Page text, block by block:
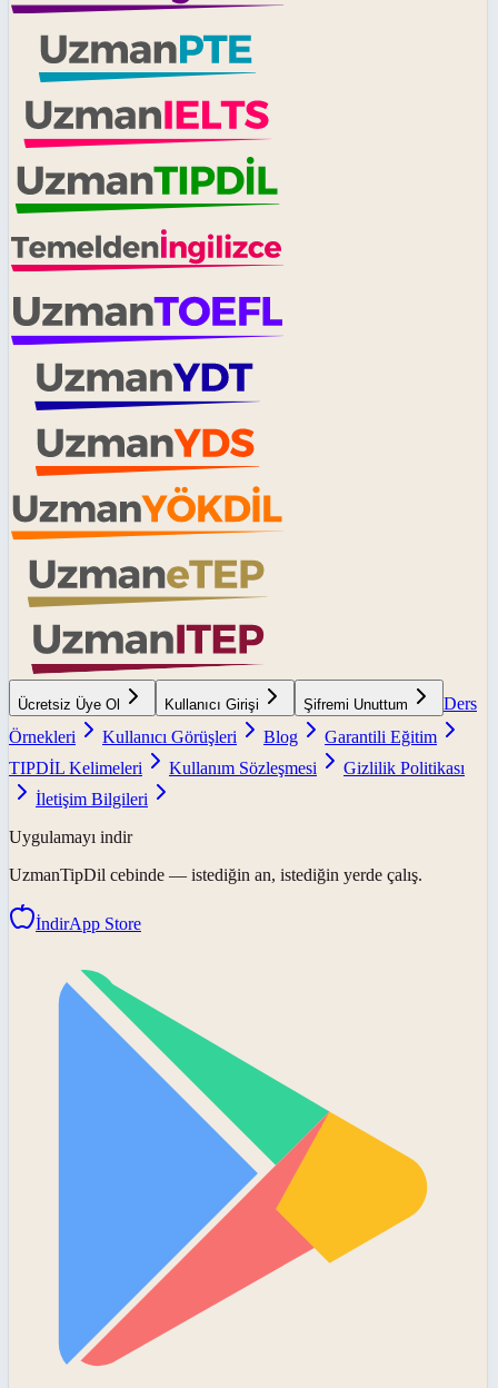
Ücretsiz Üye Ol Kullanıcı Girişi Şifremi Unuttum
Ders
Örnekleri
Kullanıcı Görüşleri Blog
Garantili Eğitim
TIPDİL Kelimeleri
Kullanım Sözleşmesi
Gizlilik Politikası
İletişim Bilgileri
Uygulamayı indir
UzmanTipDil cebinde — istediğin an, istediğin yerde çalış.
İndirApp Store